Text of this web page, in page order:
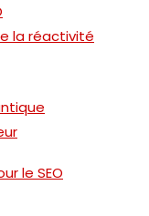
la réactivité
le SEO